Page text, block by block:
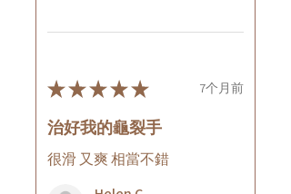
★★★★★ 7个月前
治好我的龜裂手
很滑 又爽 相當不錯